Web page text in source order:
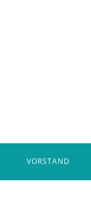
VORSTAND